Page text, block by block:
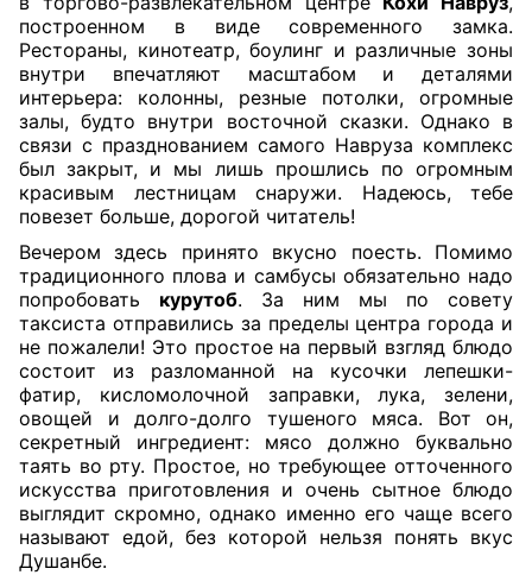
построенном в виде современного замка.
Рестораны, кинотеатр, боулинг и различные зоны
внутри впечатляют масштабом и деталями
интерьера: колонны, резные потолки, огромные
залы, будто внутри восточной сказки. Однако в
связи с празднованием самого Навруза комплекс
был закрыт, и мы лишь прошлись по огромным
красивым лестницам снаружи. Надеюсь, тебе
повезет больше, дорогой читатель!
Вечером здесь принято вкусно поесть. Помимо
традиционного плова и самбусы обязательно надо
попробовать курутоб. За ним мы по совету
таксиста отправились за пределы центра города и
не пожалели! Это простое на первый взгляд блюдо
состоит из разломанной на кусочки лепешки-
фатир, кисломолочной заправки, лука, зелени,
овощей и долго-долго тушеного мяса. Вот он,
секретный ингредиент: мясо должно буквально
таять во рту. Простое, но требующее отточенного
искусства приготовления и очень сытное блюдо
выглядит скромно, однако именно его чаще всего
называют едой, без которой нельзя понять вкус
Душанбе.